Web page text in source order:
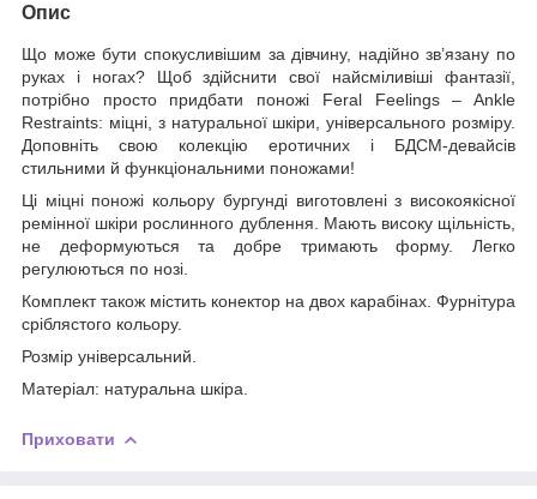
Опис
Що може бути спокусливішим за дівчину, надійно зв’язану по
руках і ногах? Щоб здійснити свої найсміливіші фантазії,
потрібно просто придбати поножі Feral Feelings – Ankle
Restraints: міцні, з натуральної шкіри, універсального розміру.
Доповніть свою колекцію еротичних і БДСМ-девайсів
стильними й функціональними поножами!
Ці міцні поножі кольору бургунді виготовлені з високоякісної
ремінної шкіри рослинного дублення. Мають високу щільність,
не деформуються та добре тримають форму. Легко
регулюються по нозі.
Комплект також містить конектор на двох карабінах. Фурнітура
сріблястого кольору.
Розмір універсальний.
Матеріал: натуральна шкіра.
Приховати